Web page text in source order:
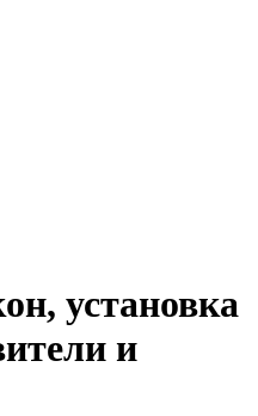
установка
и